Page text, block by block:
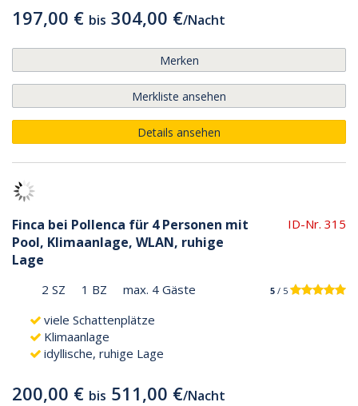
197,00 € bis 304,00 €/Nacht
Merken
Merkliste ansehen
Details ansehen
Finca bei Pollenca für 4 Personen mit
Pool, Klimaanlage, WLAN, ruhige
Lage
ID-Nr. 315
2 SZ 1 BZ max. 4 Gäste 5 / 5
viele Schattenplätze
Klimaanlage
idyllische, ruhige Lage
200,00 € bis 511,00 €/Nacht